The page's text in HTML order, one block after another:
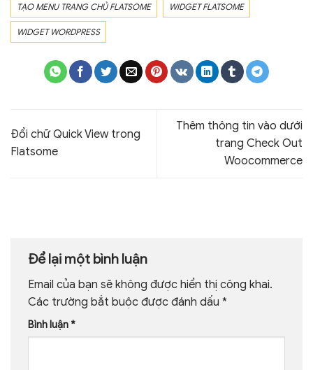
TẠO MENU TRANG CHỦ FLATSOME WIDGET FLATSOME
WIDGET WORDPRESS
Đổi chữ Quick View trong
Flatsome
Thêm thông tin vào dưới
trang Check Out
Woocommerce
Để lại một bình luận
Email của bạn sẽ không được hiển thị công khai.
Các trường bắt buộc được đánh dấu *
Bình luận *